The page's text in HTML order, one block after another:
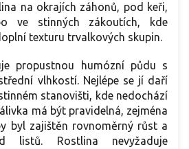
na okrajích záhonů, pod keři,
ve stinných zákoutích, kde
texturu trvalkových skupin.
propustnou humózní půdu s
vlhkostí. Nejlépe se jí daří
stanovišti, kde nedochází
má být pravidelná, zejména
byl zajištěn rovnoměrný růst a
listů. Rostlina nevyžaduje